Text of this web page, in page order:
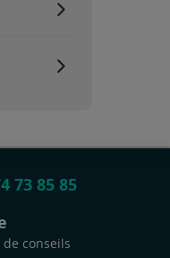
73 85 85
conseils